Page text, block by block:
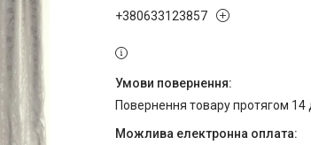
+380633123857
повернення товару протягом 14